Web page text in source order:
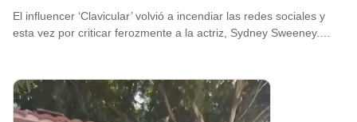
El influencer ‘Clavicular’ volvió a incendiar las redes sociales y
esta vez por criticar ferozmente a la actriz, Sydney Sweeney.…